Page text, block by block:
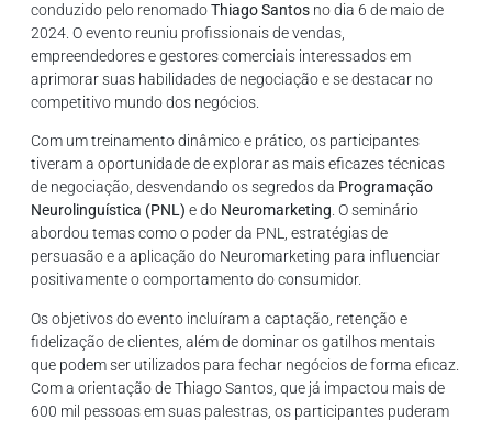
conduzido pelo renomadoThiago Santos no dia 6 de maio de
2024. O evento reuniu profissionais de vendas,
empreendedores e gestores comerciais interessados em
aprimorar suas habilidades de negociação e se destacar no
competitivo mundo dos negócios.
Com um treinamento dinâmico e prático, os participantes
tiveram a oportunidade de explorar as mais eficazes técnicas
de negociação, desvendando os segredos da Programação
Neurolinguística (PNL) e do Neuromarketing. O seminário
abordou temas como o poder da PNL, estratégias de
persuasão e a aplicação do Neuromarketing para influenciar
positivamente o comportamento do consumidor.
Os objetivos do evento incluíram a captação, retenção e
fidelização de clientes, além de dominar os gatilhos mentais
que podem ser utilizados para fechar negócios de forma eficaz.
Com a orientação de Thiago Santos, que já impactou mais de
600 mil pessoas em suas palestras, os participantes puderam